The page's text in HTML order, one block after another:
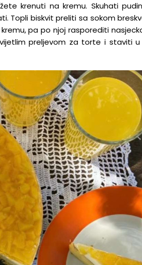
krenuti na kremu. Skuhati
Topli biskvit preliti sa sokom
pa po njoj rasporediti
preljevom za torte i staviti u